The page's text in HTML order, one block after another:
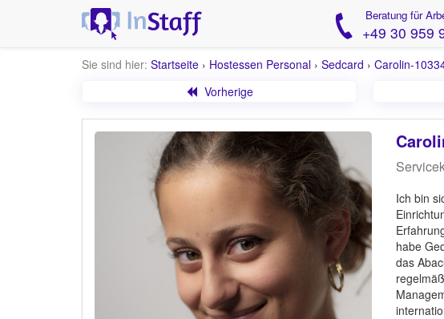
Beratung für
+49 30 959
Sie sind hier: Startseite › Hostessen Personal › Sedcard › Carolin-
Vorherige
Ich bin
habe
das